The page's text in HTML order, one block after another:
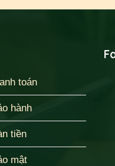
toán
hành
tiền
mật